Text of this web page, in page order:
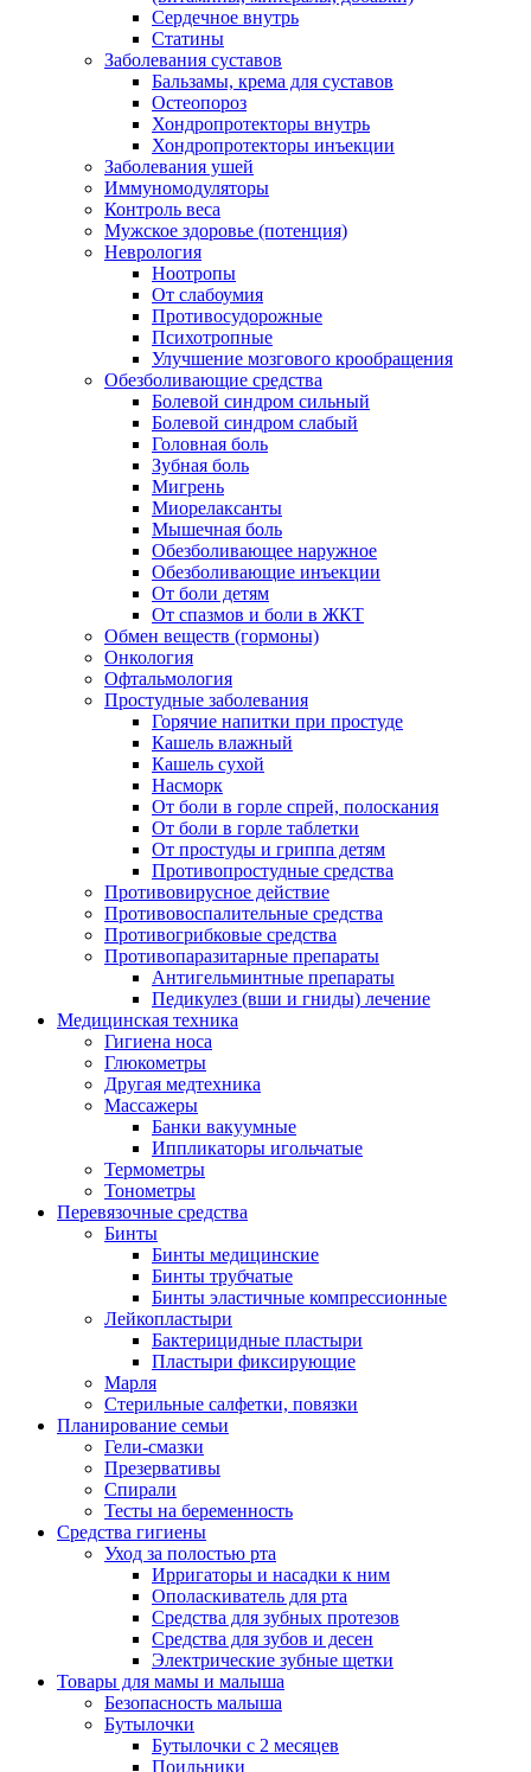
Сердечное внутрь
Статины
Заболевания суставов
Бальзамы, крема для суставов
Остеопороз
Хондропротекторы внутрь
Хондропротекторы инъекции
Заболевания ушей
Иммуномодуляторы
Контроль веса
Мужское здоровье (потенция)
Неврология
Ноотропы
От слабоумия
Противосудорожные
Психотропные
Улучшение мозгового крообращения
Обезболивающие средства
Болевой синдром сильный
Болевой синдром слабый
Головная боль
Зубная боль
Мигрень
Миорелаксанты
Мышечная боль
Обезболивающее наружное
Обезболивающие инъекции
От боли детям
От спазмов и боли в ЖКТ
Обмен веществ (гормоны)
Онкология
Офтальмология
Простудные заболевания
Горячие напитки при простуде
Кашель влажный
Кашель сухой
Насморк
От боли в горле спрей, полоскания
От боли в горле таблетки
От простуды и гриппа детям
Противопростудные средства
Противовирусное действие
Противовоспалительные средства
Противогрибковые средства
Противопаразитарные препараты
Антигельминтные препараты
Педикулез (вши и гниды) лечение
Медицинская техника
Гигиена носа
Глюкометры
Другая медтехника
Массажеры
Банки вакуумные
Иппликаторы игольчатые
Термометры
Тонометры
Перевязочные средства
Бинты
Бинты медицинские
Бинты трубчатые
Бинты эластичные компрессионные
Лейкопластыри
Бактерицидные пластыри
Пластыри фиксирующие
Марля
Стерильные салфетки, повязки
Планирование семьи
Гели-смазки
Презервативы
Спирали
Тесты на беременность
Средства гигиены
Уход за полостью рта
Ирригаторы и насадки к ним
Ополаскиватель для рта
Средства для зубных протезов
Средства для зубов и десен
Электрические зубные щетки
Товары для мамы и малыша
Безопасность малыша
Бутылочки
Бутылочки с 2 месяцев
Поильники